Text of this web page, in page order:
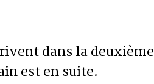
dans la deuxième
est en suite.